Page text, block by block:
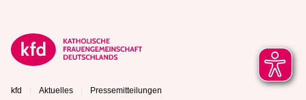
kfd Aktuelles
Pressemitteilungen